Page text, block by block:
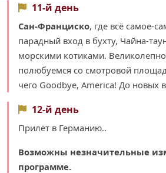
11-й день
Сан-Франциско, где всё самое-
парадный вход в бухту, Чайна-
морскими котиками.
полюбуемся со смотровой
чего Goodbyе, America! До новых
12-й день
Прилёт в Германию..
Возможны незначительные
программе.